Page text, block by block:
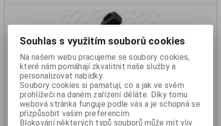
Radiostanice Allamat 298 evo 12/24V s funkcí VOX
Katalogové číslo:999100046
Skladem:Ano
Souhlas s využitím souborů cookies
Na našem webu pracujeme se soubory cookies,
které nám pomáhají zkvalitnit naše služby a
personalizovat nabídky.
Soubory cookies si pamatují, co a jak ve svém
prohlížeči na daném zařízení děláte. Díky tomu
webová stránka funguje podle vás a je schopná se
přizpůsobit vašim preferencím.
Blokování některých typů souborů může mít vliv